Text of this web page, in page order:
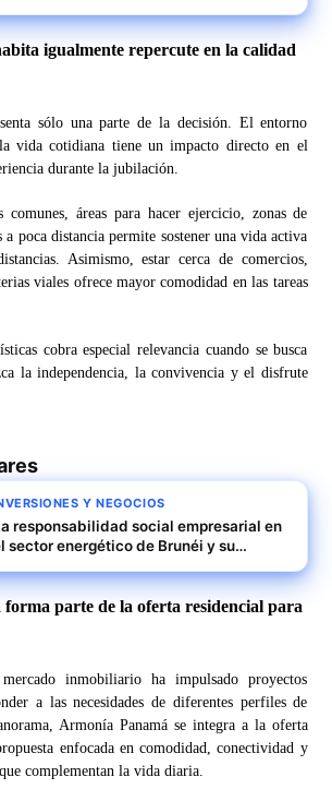
igualmente repercute en la calidad
sólo una parte de la decisión. El entorno
vida cotidiana tiene un impacto directo en el
durante la jubilación.
comunes, áreas para hacer ejercicio, zonas de
poca distancia permite sostener una vida activa
Asimismo, estar cerca de comercios,
viales ofrece mayor comodidad en las tareas
cobra especial relevancia cuando se busca
la independencia, la convivencia y el disfrute
Y NEGOCIOS
responsabilidad social empresarial en
sector energético de Brunéi y su
parte de la oferta residencial para
inmobiliario ha impulsado proyectos
a las necesidades de diferentes perfiles de
Armonía Panamá se integra a la oferta
enfocada en comodidad, conectividad y
complementan la vida diaria.